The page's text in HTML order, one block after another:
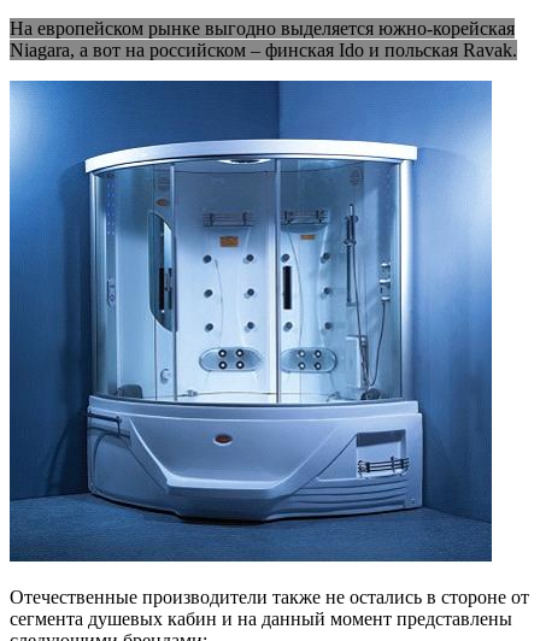
На европейском рынке выгодно выделяется южно-корейская
Niagara, а вот на российском – финская Ido и польская Ravak.
Отечественные производители также не остались в стороне от
сегмента душевых кабин и на данный момент представлены